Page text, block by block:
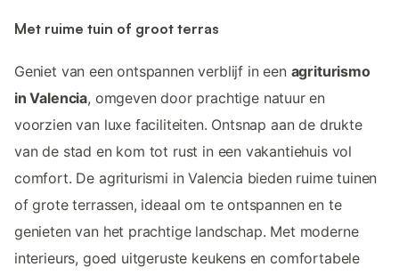
Met ruime tuin of groot terras
Geniet van een ontspannen verblijf in een agriturismo
in Valencia, omgeven door prachtige natuur en
voorzien van luxe faciliteiten. Ontsnap aan de drukte
van de stad en kom tot rust in een vakantiehuis vol
comfort. De agriturismi in Valencia bieden ruime tuinen
of grote terrassen, ideaal om te ontspannen en te
genieten van het prachtige landschap. Met moderne
interieurs, goed uitgeruste keukens en comfortabele